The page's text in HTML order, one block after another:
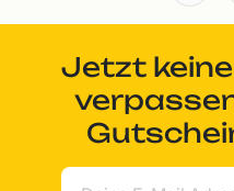
Jetzt